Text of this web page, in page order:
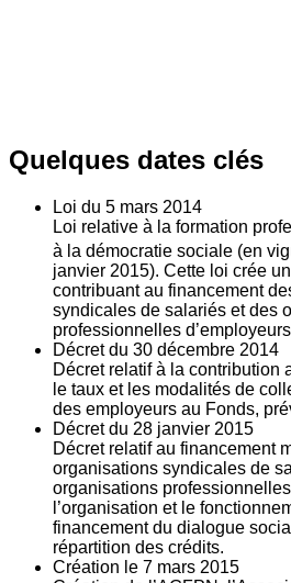
Quelques dates clés
Loi du 5 mars 2014
Loi relative à la formation
à la démocratie sociale (en
janvier 2015). Cette loi crée
contribuant au financement
syndicales de salariés et des
professionnelles
Décret du 30 décembre 2014
Décret relatif à la contribution
le taux et les modalités de
des employeurs au Fonds,
Décret du 28 janvier 2015
Décret relatif au financement
organisations syndicales de
organisations
l’organisation et le
financement du dialogue
répartition des crédits.
Création le 7 mars 2015